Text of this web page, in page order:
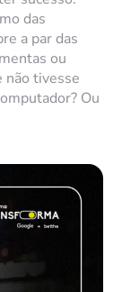
das
a par das
ou
não tivesse
Ou